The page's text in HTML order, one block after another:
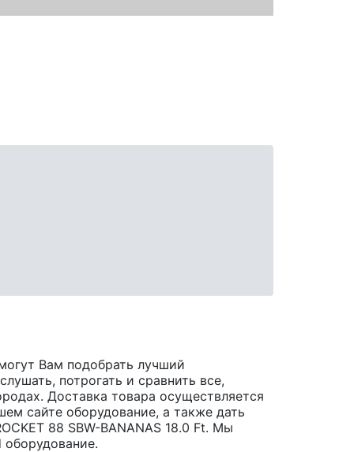
Вам подобрать лучший
потрогать и сравнить все,
Доставка товара осуществляется
сайте оборудование, а также дать
88 SBW-BANANAS 18.0 Ft. Мы